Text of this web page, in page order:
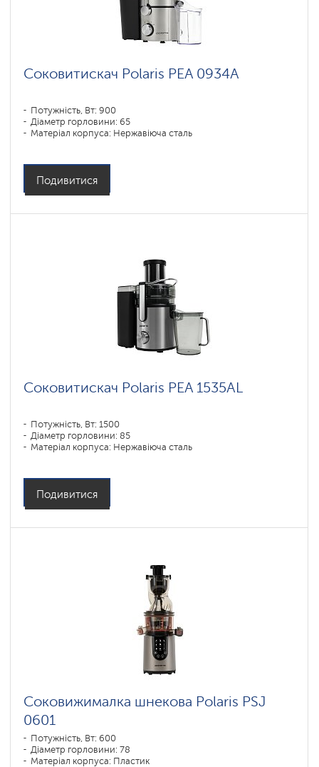
Соковитискач Polaris PEA 0934A
Потужність, Вт: 900
Діаметр горловини: 65
Матеріал корпуса: Нержавіюча сталь
Подивитися
Соковитискач Polaris PEA 1535АL
Потужність, Вт: 1500
Діаметр горловини: 85
Матеріал корпуса: Нержавіюча сталь
Подивитися
Соковижималка шнекова Polaris PSJ
0601
Потужність, Вт: 600
Діаметр горловини: 78
Матеріал корпуса: Пластик